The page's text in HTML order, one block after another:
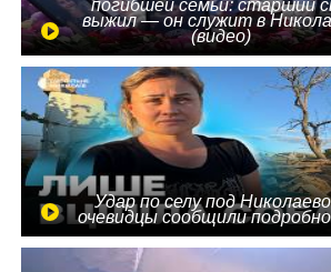
погибшей семьи: старший
выжил — он служит в
(видео)
Удар по селу под
очевидцы сообщили